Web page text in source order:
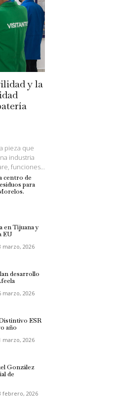
y la
pieza que
industria
funciones...
centro de
para
en Tijuana y
EU
marzo, 2026
desarrollo
marzo, 2026
ESR
año
marzo, 2026
González
de
febrero, 2026